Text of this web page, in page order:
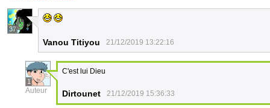
37
Vanou Titiyou 21/12/2019 13:22:16
1
Auteur
C'est lui Dieu
Dirtounet 21/12/2019 15:36:33